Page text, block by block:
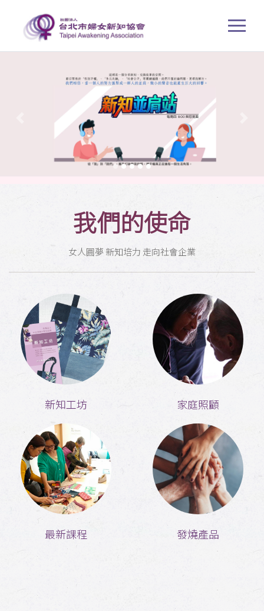
Previous
我們的使命
女人圓夢 新知培力 走向社會企業
新知工坊 家庭照顧
最新課程 發燒產品